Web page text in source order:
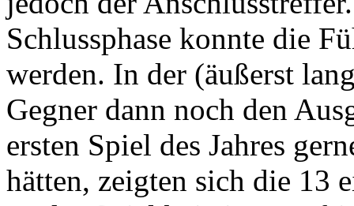
Schlussphase konnte die
werden. In der (äußerst
Gegner dann noch den
ersten Spiel des Jahres
hätten, zeigten sich die 13